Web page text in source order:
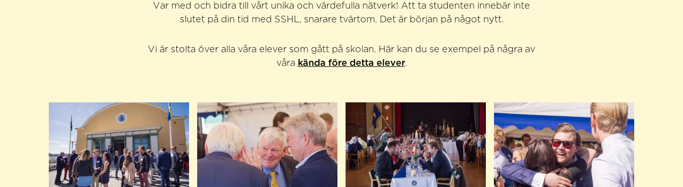
Var med och bidra till vårt unika och värdefulla nätverk! Att ta studenten innebär inte
slutet på din tid med SSHL, snarare tvärtom. Det är början på något nytt.
Vi är stolta över alla våra elever som gått på skolan. Här kan du se exempel på några av
våra kända före detta elever.